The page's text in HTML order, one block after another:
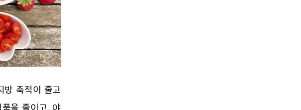
방 축적이 줄고
을 줄이고, 야